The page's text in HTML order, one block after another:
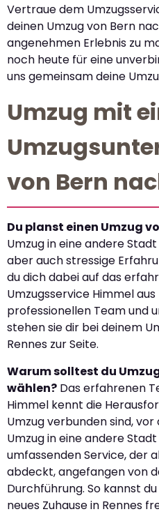
Vertraue dem
deinen Umzug von Bern
angenehmen Erlebnis zu
noch heute für eine
uns gemeinsam deine
Umzug mit
von Bern
Du planst einen Umzug
Umzug in eine andere
aber auch stressige
du dich dabei auf das
Umzugsservice Himmel
professionellen Team und
stehen sie dir bei deinem
Rennes zur Seite.
Warum solltest du
wählen? Das erfahrenen
Himmel kennt die
Umzug verbunden sind,
Umzug in eine andere
umfassenden Service, der
abdeckt, angefangen von
Durchführung. So kannst
neues Zuhause in Rennes